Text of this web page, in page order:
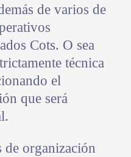
de varios de
Cots. O sea
técnica
el
que será
de organización